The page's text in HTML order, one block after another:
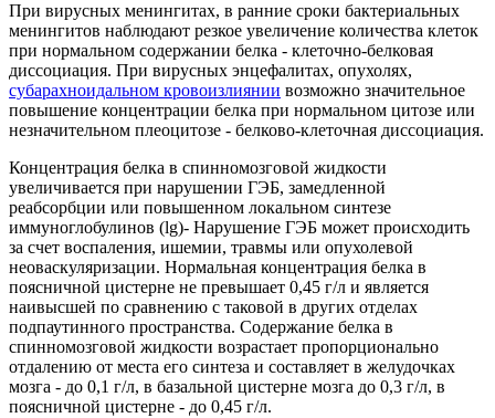
При вирусных менингитах, в ранние сроки бактериальных
менингитов наблюдают резкое увеличение количества клеток
при нормальном содержании белка - клеточно-белковая
диссоциация. При вирусных энцефалитах, опухолях,
субарахноидальном кровоизлиянии возможно значительное
повышение концентрации белка при нормальном цитозе или
незначительном плеоцитозе - белково-клеточная диссоциация.
Концентрация белка в спинномозговой жидкости
увеличивается при нарушении ГЭБ, замедленной
реабсорбции или повышенном локальном синтезе
иммуноглобулинов (lg)- Нарушение ГЭБ может происходить
за счет воспаления, ишемии, травмы или опухолевой
неоваскуляризации. Нормальная концентрация белка в
поясничной цистерне не превышает 0,45 г/л и является
наивысшей по сравнению с таковой в других отделах
подпаутинного пространства. Содержание белка в
спинномозговой жидкости возрастает пропорционально
отдалению от места его синтеза и составляет в желудочках
мозга - до 0,1 г/л, в базальной цистерне мозга до 0,3 г/л, в
поясничной цистерне - до 0,45 г/л.